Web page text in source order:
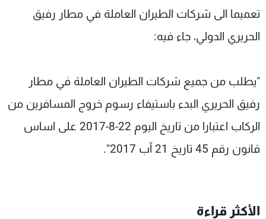
تعميما الى شركات الطيران العاملة في مطار رفيق
الحريري الدولي، جاء فيه:
"يطلب من جميع شركات الطيران العاملة في مطار
رفيق الحريري البدء باستيفاء رسوم خروج المسافرين من
الركاب اعتبارا من تاريخ اليوم 22-8-2017 على اساس
قانون رقم 45 تاريخ 21 آب 2017".
الأكثر قراءة
لاعلاناتكم
شروط الإسـتخدام